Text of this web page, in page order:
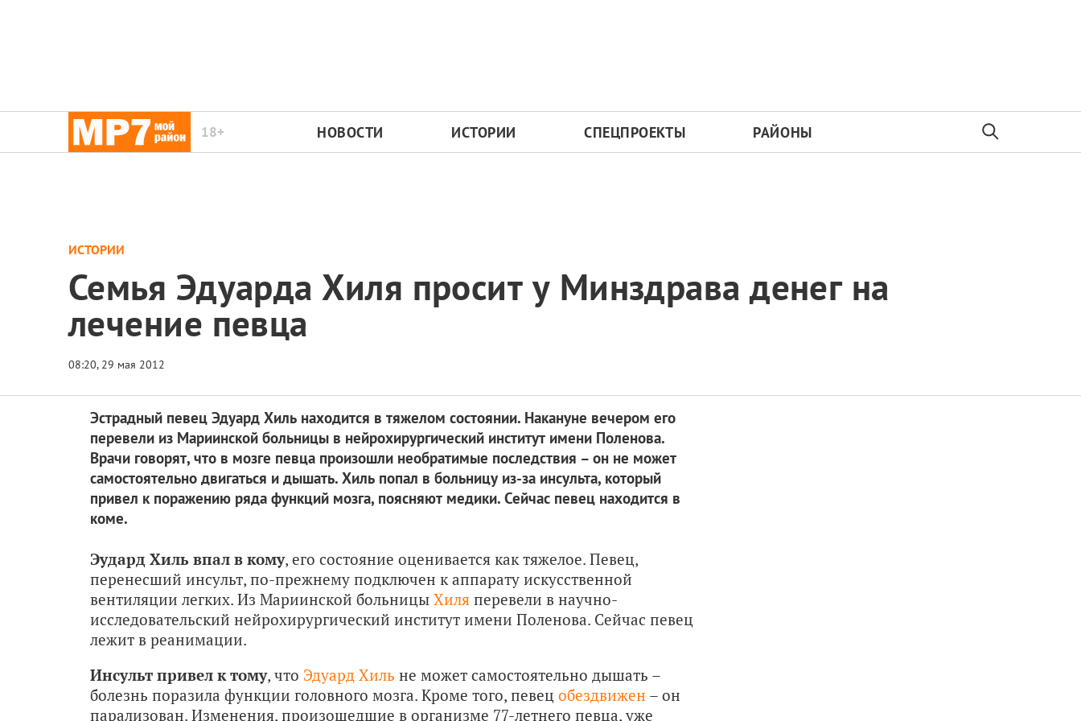
18+ НОВОСТИ ИСТОРИИ СПЕЦПРОЕКТЫ РАЙОНЫ
ИСТОРИИ
Семья Эдуарда Хиля просит у Минздрава денег на
лечение певца
Эстрадный певец Эдуард Хиль находится в тяжелом состоянии. Накануне вечером его
перевели из Мариинской больницы в нейрохирургический институт имени Поленова.
Врачи говорят, что в мозге певца произошли необратимые последствия – он не может
самостоятельно двигаться и дышать. Хиль попал в больницу из-за инсульта, который
привел к поражению ряда функций мозга, поясняют медики. Сейчас певец находится в
коме.
Эудард Хиль впал в кому, его состояние оценивается как тяжелое. Певец,
перенесший инсульт, по-прежнему подключен к аппарату искусственной
вентиляции легких. Из Мариинской больницы Хиля перевели в научно-
исследовательский нейрохирургический институт имени Поленова. Сейчас певец
лежит в реанимации.
Инсульт привел к тому, что Эдуард Хиль не может самостоятельно дышать –
болезнь поразила функции головного мозга. Кроме того, певец обездвижен – он
парализован. Изменения, произошедшие в организме 77-летнего певца, уже